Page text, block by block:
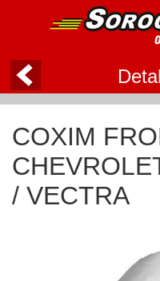
COXIM
/ VECTRA